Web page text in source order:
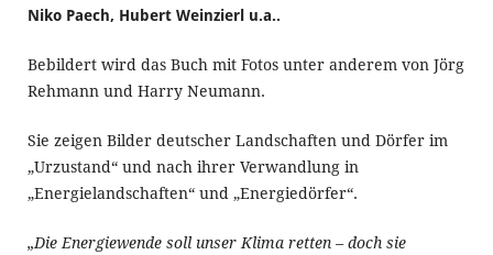
Niko Paech, Hubert Weinzierl u.a..
Bebildert wird das Buch mit Fotos unter anderem von Jörg
Rehmann und Harry Neumann.
Sie zeigen Bilder deutscher Landschaften und Dörfer im
„Urzustand“ und nach ihrer Verwandlung in
„Energielandschaften“ und „Energiedörfer“.
„Die Energiewende soll unser Klima retten – doch sie